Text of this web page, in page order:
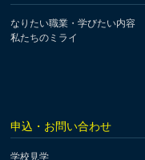
なりたい職業・学びたい内容
私たちのミライ
申込・お問い合わせ
学校見学